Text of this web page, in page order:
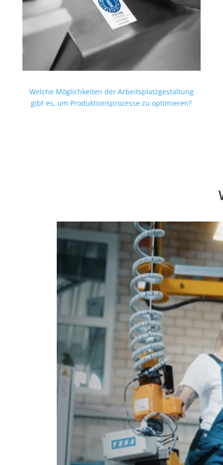
Welche Möglichkeiten der Arbeitsplatzgestaltung
gibt es, um Produktionsprozesse zu optimieren?